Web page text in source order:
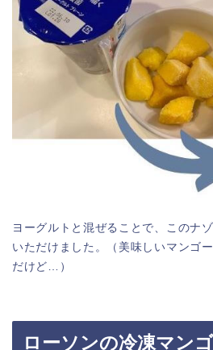
ヨーグルトと混ぜることで、このナ
いただけました。（美味しいマンゴ
だけど…）
ローソンの冷凍マン